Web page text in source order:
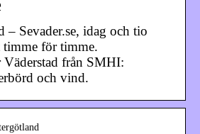
– Sevader.se, idag och tio
timme för timme.
från SMHI:
och vind.